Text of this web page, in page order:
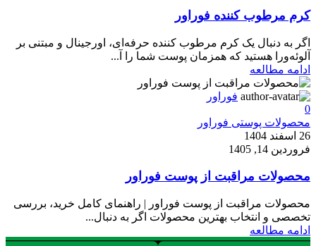
کرم مرطوب کننده فوراور
اگر به دنبال یک کرم مرطوب کننده حرفه‌ای، اورجینال و مبتنی بر
آلوئه‌ورا هستید که همزمان پوست شما را آ...
ادامه مطالعه
فوراور
0
محصولات پوستی فوراور
26 اسفند 1404
فروردین 14, 1405
محصولات مراقبت از پوست فوراور
محصولات مراقبت از پوست فوراور | راهنمای کامل خرید، بررسی
تخصصی و انتخاب بهترین محصولات اگر به دنبال...
ادامه مطالعه